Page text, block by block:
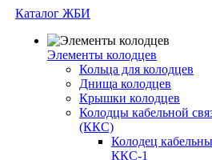
Каталог ЖБИ
Элементы колодцев
Кольца для колодцев
Днища колодцев
Крышки колодцев
Колодцы кабельной
(ККС)
Колодец
ККС-1